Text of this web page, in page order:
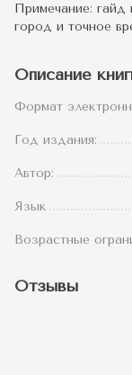
Примечание: гайд
город и точное
Описание
Формат
Год издания:
Автор:
Язык
Возрастные
Отзывы